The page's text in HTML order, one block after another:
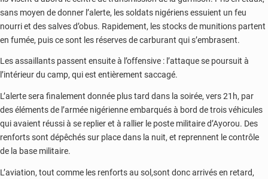
sans moyen de donner l’alerte, les soldats nigériens essuient un feu
nourri et des salves d’obus. Rapidement, les stocks de munitions partent
en fumée, puis ce sont les réserves de carburant qui s’embrasent.
Les assaillants passent ensuite à l’offensive : l’attaque se poursuit à
l’intérieur du camp, qui est entièrement saccagé.
L’alerte sera finalement donnée plus tard dans la soirée, vers 21h, par
des éléments de l’armée nigérienne embarqués à bord de trois véhicules
qui avaient réussi à se replier et à rallier le poste militaire d’Ayorou. Des
renforts sont dépêchés sur place dans la nuit, et reprennent le contrôle
de la base militaire.
L’aviation, tout comme les renforts au sol,sont donc arrivés en retard,